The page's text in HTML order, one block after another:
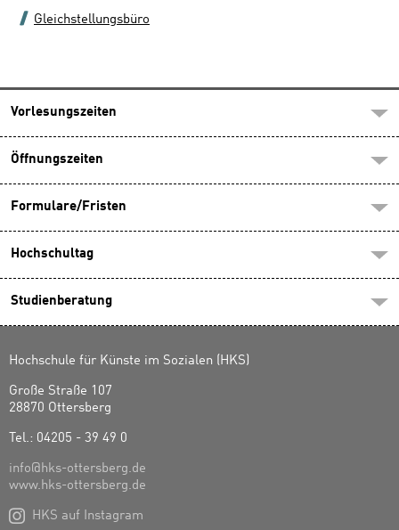
Gleichstellungsbüro
Vorlesungszeiten
Öffnungszeiten
Formulare/Fristen
Hochschultag
Studienberatung
Hochschule für Künste im Sozialen (HKS)
Große Straße 107
28870 Ottersberg
Tel.: 04205 - 39 49 0
info@hks-ottersberg.de
www.hks-ottersberg.de
 HKS auf Instagram